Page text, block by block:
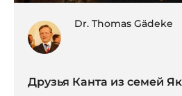
Dr. Thomas Gädeke
Друзья Канта из семей